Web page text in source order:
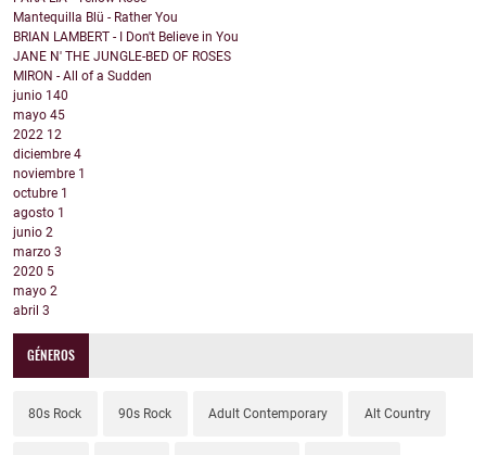
Mantequilla Blü - Rather You
BRIAN LAMBERT - I Don't Believe in You
JANE N' THE JUNGLE-BED OF ROSES
MIRON - All of a Sudden
junio 140
mayo 45
2022 12
diciembre 4
noviembre 1
octubre 1
agosto 1
junio 2
marzo 3
2020 5
mayo 2
abril 3
GÉNEROS
80s Rock 90s Rock Adult Contemporary Alt Country